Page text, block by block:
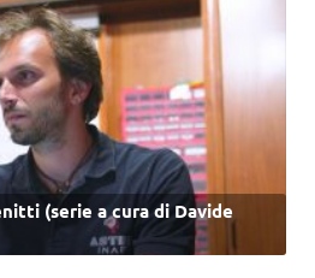
(serie a cura di Davide